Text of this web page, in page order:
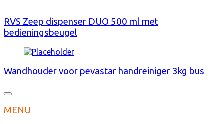
RVS Zeep dispenser DUO 500 ml met
bedieningsbeugel
Wandhouder voor pevastar handreiniger 3kg bus
MENU